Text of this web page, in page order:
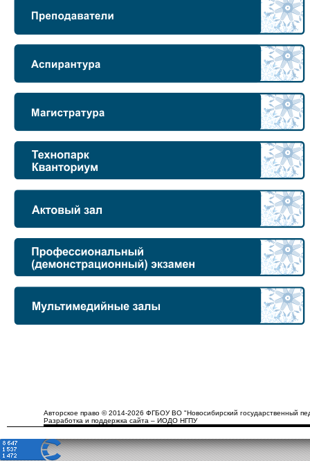
Авторское право © 2014-2026 ФГБОУ ВО "Новосибирский государственный
Разработка и поддержка сайта – ИОДО НГПУ